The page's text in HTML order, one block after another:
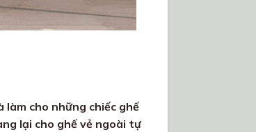
cho những chiếc ghế
lại cho ghế vẻ ngoài tự